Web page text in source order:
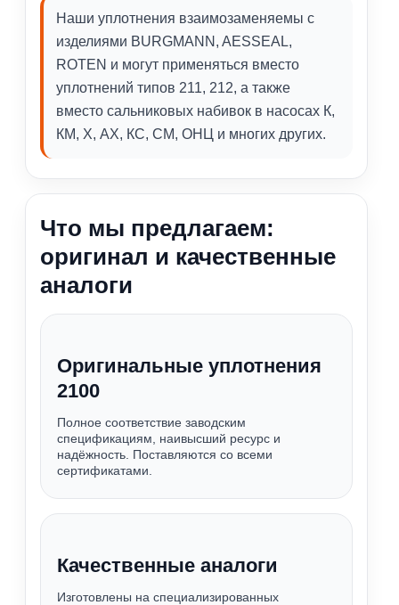
Наши уплотнения взаимозаменяемы с
изделиями BURGMANN, AESSEAL,
ROTEN и могут применяться вместо
уплотнений типов 211, 212, а также
вместо сальниковых набивок в насосах К,
КМ, Х, АХ, КС, СМ, ОНЦ и многих других.
Что мы предлагаем:
оригинал и качественные
аналоги
Оригинальные уплотнения
2100
Полное соответствие заводским
спецификациям, наивысший ресурс и
надёжность. Поставляются со всеми
сертификатами.
Качественные аналоги
Изготовлены на специализированных